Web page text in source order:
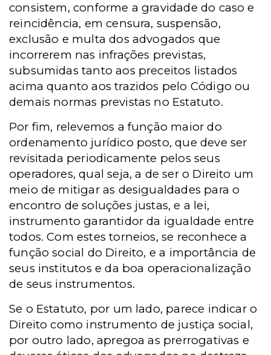
consistem, conforme a gravidade do caso e
reincidência, em censura, suspensão,
exclusão e multa dos advogados que
incorrerem nas infrações previstas,
subsumidas tanto aos preceitos listados
acima quanto aos trazidos pelo Código ou
demais normas previstas no Estatuto.
Por fim, relevemos a função maior do
ordenamento jurídico posto, que deve ser
revisitada periodicamente pelos seus
operadores, qual seja, a de ser o Direito um
meio de mitigar as desigualdades para o
encontro de soluções justas, e a lei,
instrumento garantidor da igualdade entre
todos. Com estes torneios, se reconhece a
função social do Direito, e a importância de
seus institutos e da boa operacionalização
de seus instrumentos.
Se o Estatuto, por um lado, parece indicar o
Direito como instrumento de justiça social,
por outro lado, apregoa as prerrogativas e